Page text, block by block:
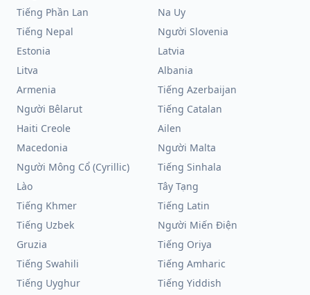
Tiếng Phần Lan
Na Uy
Tiếng Nepal
Người Slovenia
Estonia
Latvia
Litva
Albania
Armenia
Tiếng Azerbaijan
Người Bêlarut
Tiếng Catalan
Haiti Creole
Ailen
Macedonia
Người Malta
Người Mông Cổ (Cyrillic)
Tiếng Sinhala
Lào
Tây Tạng
Tiếng Khmer
Tiếng Latin
Tiếng Uzbek
Người Miến Điện
Gruzia
Tiếng Oriya
Tiếng Swahili
Tiếng Amharic
Tiếng Uyghur
Tiếng Yiddish